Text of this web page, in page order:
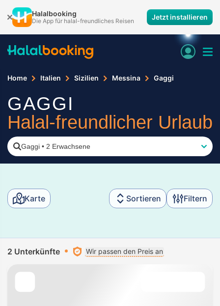
Halalbooking
Die App für halal-freundliches Reisen Jetzt installieren
Home Italien Sizilien Messina Gaggi
GAGGI
Halal-freundlicher Urlaub
Gaggi • 2 Erwachsene
Karte Sortieren Filtern
2 Unterkünfte Wir passen den Preis an